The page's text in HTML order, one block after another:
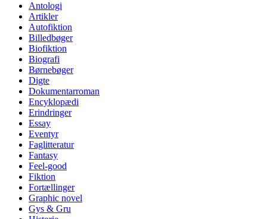
Antologi
Artikler
Autofiktion
Billedbøger
Biofiktion
Biografi
Børnebøger
Digte
Dokumentarroman
Encyklopædi
Erindringer
Essay
Eventyr
Faglitteratur
Fantasy
Feel-good
Fiktion
Fortællinger
Graphic novel
Gys & Gru